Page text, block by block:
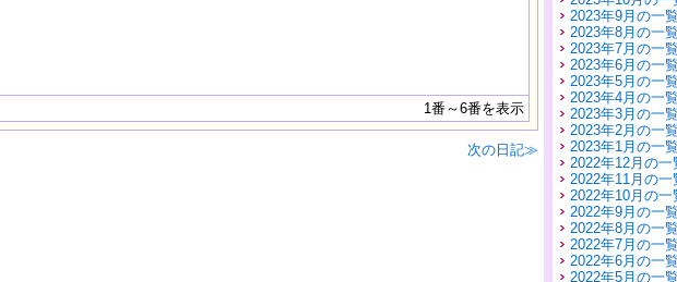
1番～6番を表示
次の日記≫
2023年9月の一覧
2023年8月の一覧
2023年7月の一覧
2023年6月の一覧
2023年5月の一覧
2023年4月の一覧
2023年3月の一覧
2023年2月の一覧
2023年1月の一覧
2022年12月の一
2022年11月の一
2022年10月の一
2022年9月の一覧
2022年8月の一覧
2022年7月の一覧
2022年6月の一覧
2022年5月の一覧